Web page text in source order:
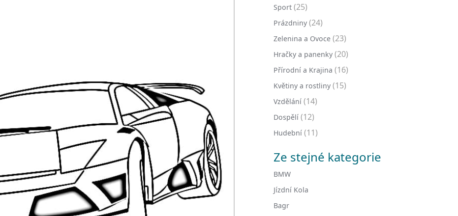
Sport (25)
Prázdniny (24)
Zelenina a Ovoce (23)
Hračky a panenky (20)
Přírodní a Krajina (16)
Květiny a rostliny (15)
Vzdělání (14)
Dospělí (12)
Hudební (11)
Ze stejné kategorie
BMW
Jízdní Kola
Bagr